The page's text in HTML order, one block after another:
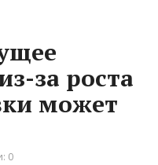
за роста
может
0